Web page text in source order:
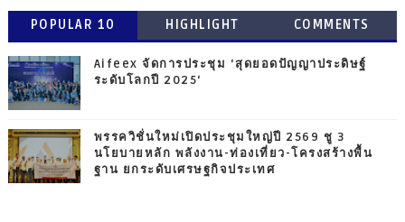
POPULAR 10 HIGHLIGHT COMMENTS
Aifeex จัดการประชุม ‘สุดยอดปัญญาประดิษฐ์
ระดับโลกปี 2025‘
พรรควิชั่นใหม่เปิดประชุมใหญ่ปี 2569 ชู 3
นโยบายหลัก พลังงาน-ท่องเที่ยว-โครงสร้างพื้น
ฐาน ยกระดับเศรษฐกิจประเทศ